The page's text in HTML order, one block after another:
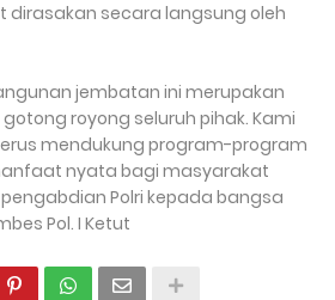
secara langsung oleh
jembatan ini merupakan
royong seluruh pihak. Kami
mendukung program-program
nyata bagi masyarakat
Polri kepada bangsa
Pol. I Ketut